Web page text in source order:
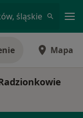
śląskie
Mapa